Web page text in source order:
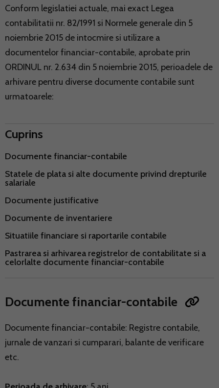
Conform legislatiei actuale, mai exact Legea
contabilitatii nr. 82/1991 si Normele generale din 5
noiembrie 2015 de intocmire si utilizare a
documentelor financiar-contabile, aprobate prin
ORDINUL nr. 2.634 din 5 noiembrie 2015, perioadele de
arhivare pentru diverse documente contabile sunt
urmatoarele:
Cuprins
Documente financiar-contabile
Statele de plata si alte documente privind drepturile
salariale
Documente justificative
Documente de inventariere
Situatiile financiare si raportarile contabile
Pastrarea si arhivarea registrelor de contabilitate si a
celorlalte documente financiar-contabile
Documente financiar-contabile
Documente financiar-contabile: Registre contabile,
jurnale de vanzari si cumparari, balante de verificare
etc.